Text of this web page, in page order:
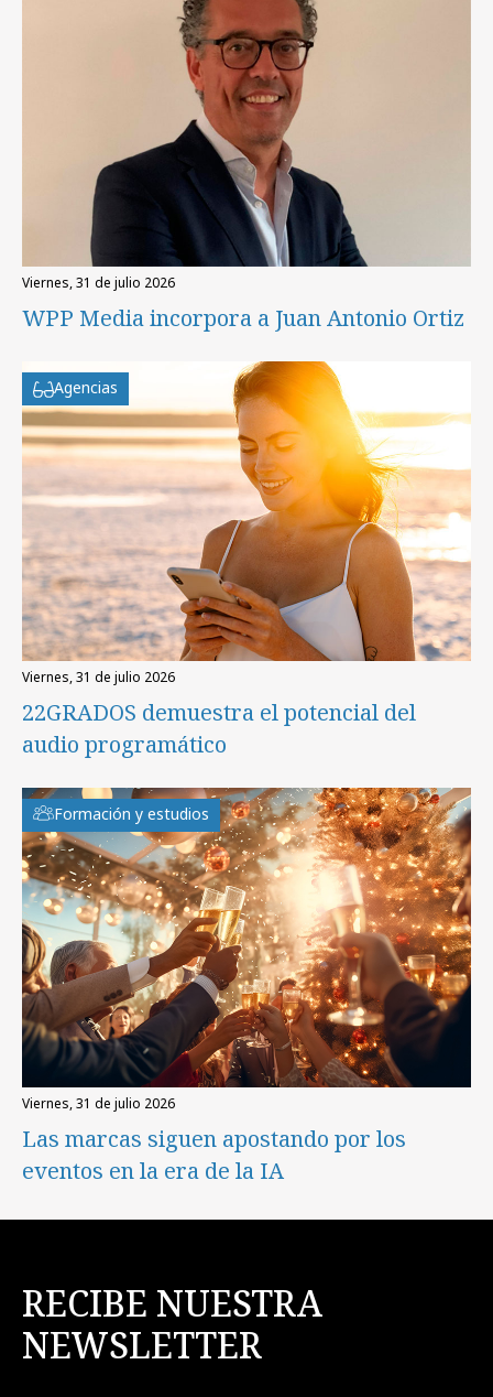
viernes, 31 de julio 2026
WPP Media incorpora a Juan Antonio Ortiz
Agencias
viernes, 31 de julio 2026
22GRADOS demuestra el potencial del
audio programático
Formación y estudios
viernes, 31 de julio 2026
Las marcas siguen apostando por los
eventos en la era de la IA
RECIBE NUESTRA
NEWSLETTER